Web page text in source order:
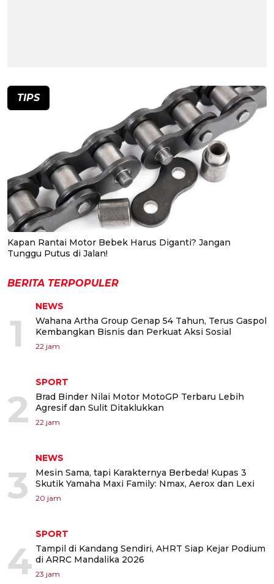
TIPS
Kapan Rantai Motor Bebek Harus Diganti? Jangan
Tunggu Putus di Jalan!
BERITA TERPOPULER
1
NEWS
Wahana Artha Group Genap 54 Tahun, Terus Gaspol
Kembangkan Bisnis dan Perkuat Aksi Sosial
22 jam
2
SPORT
Brad Binder Nilai Motor MotoGP Terbaru Lebih
Agresif dan Sulit Ditaklukkan
22 jam
3
NEWS
Mesin Sama, tapi Karakternya Berbeda! Kupas 3
Skutik Yamaha Maxi Family: Nmax, Aerox dan Lexi
20 jam
4
SPORT
Tampil di Kandang Sendiri, AHRT Siap Kejar Podium
di ARRC Mandalika 2026
23 jam